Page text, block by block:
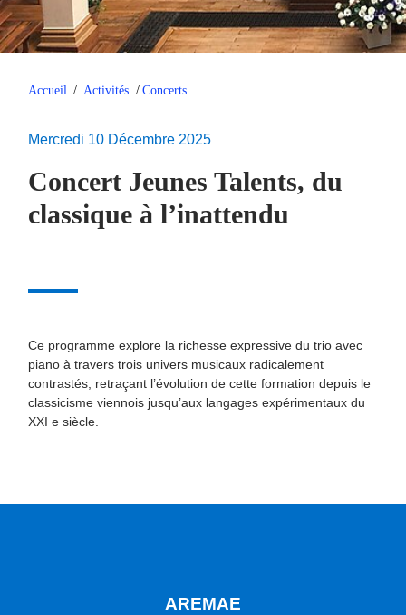
Accueil / Activités / Concerts
Mercredi 10 Décembre 2025
Concert Jeunes Talents, du
classique à l’inattendu
Ce programme explore la richesse expressive du trio avec
piano à travers trois univers musicaux radicalement
contrastés, retraçant l’évolution de cette formation depuis le
classicisme viennois jusqu’aux langages expérimentaux du
XXI e siècle.
AREMAE